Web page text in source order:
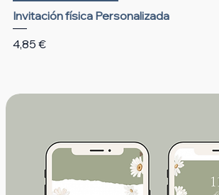
Invitación física Personalizada
Precio
4,85 €